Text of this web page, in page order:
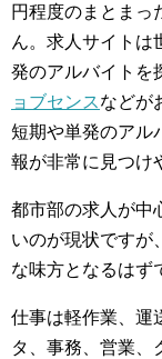
円程度のまとまっ
ん。求人サイトは
発のアルバイトを
ョブセンスなどが
短期や単発のアル
報が非常に見つけ
都市部の求人が中
いのが現状ですが
な味方となるはず
仕事は軽作業、運
タ、事務、営業、